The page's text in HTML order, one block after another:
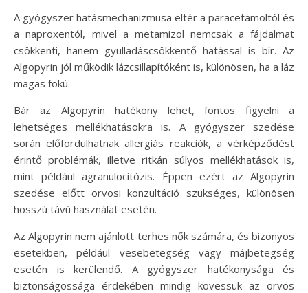
A gyógyszer hatásmechanizmusa eltér a paracetamoltól és
a naproxentól, mivel a metamizol nemcsak a fájdalmat
csökkenti, hanem gyulladáscsökkentő hatással is bír. Az
Algopyrin jól működik lázcsillapítóként is, különösen, ha a láz
magas fokú.
Bár az Algopyrin hatékony lehet, fontos figyelni a
lehetséges mellékhatásokra is. A gyógyszer szedése
során előfordulhatnak allergiás reakciók, a vérképződést
érintő problémák, illetve ritkán súlyos mellékhatások is,
mint például agranulocitózis. Éppen ezért az Algopyrin
szedése előtt orvosi konzultáció szükséges, különösen
hosszú távú használat esetén.
Az Algopyrin nem ajánlott terhes nők számára, és bizonyos
esetekben, például vesebetegség vagy májbetegség
esetén is kerülendő. A gyógyszer hatékonysága és
biztonságossága érdekében mindig kövessük az orvos